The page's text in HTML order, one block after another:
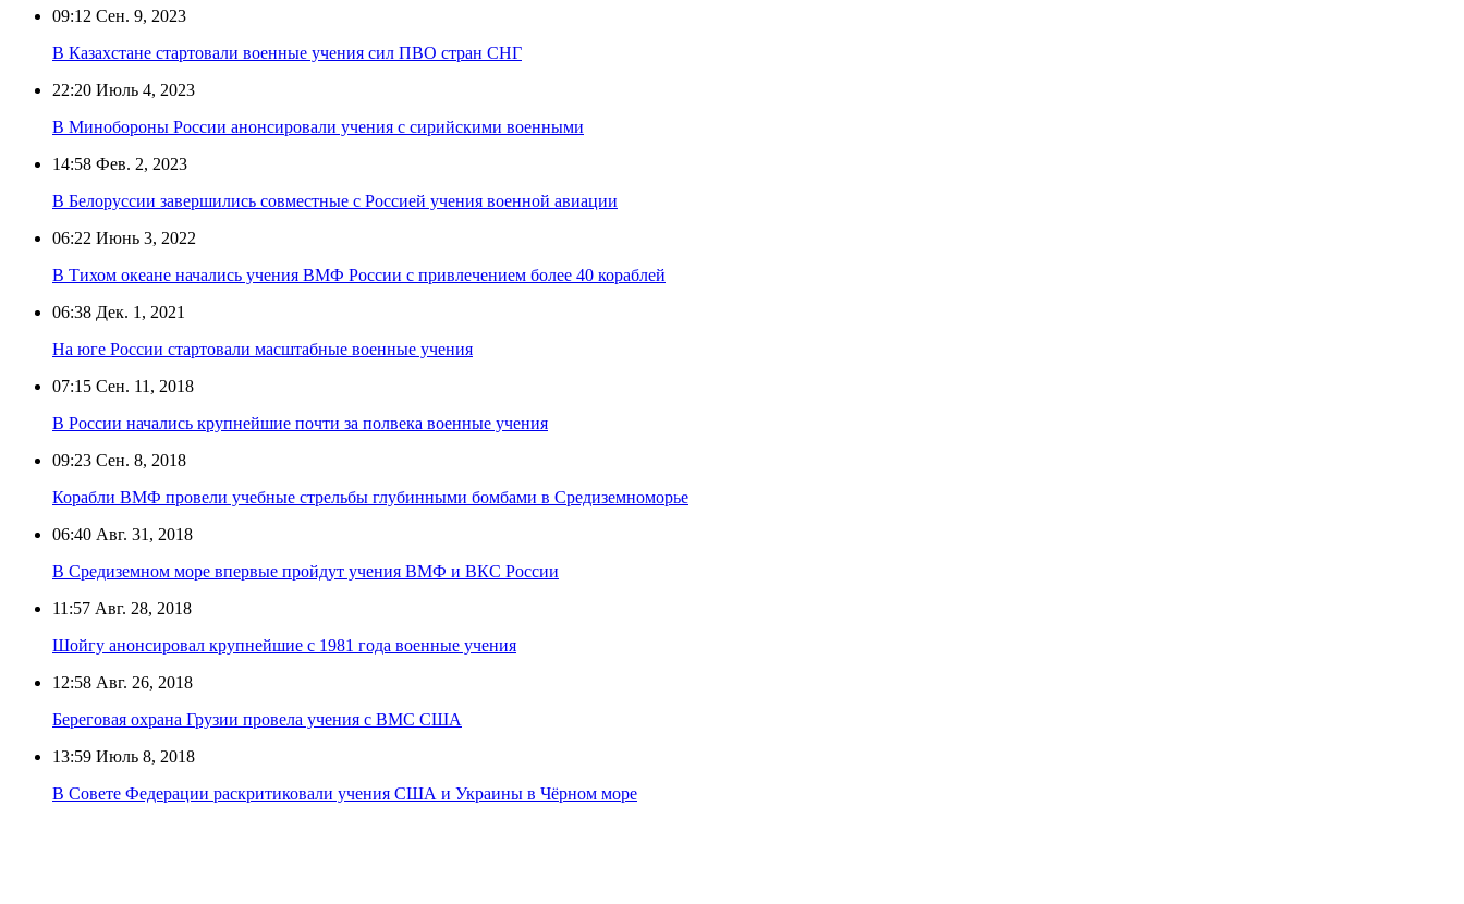
09:12 Сен. 9, 2023
В Казахстане стартовали военные учения сил ПВО стран СНГ
22:20 Июль 4, 2023
В Минобороны России анонсировали учения с сирийскими военными
14:58 Фев. 2, 2023
В Белоруссии завершились совместные с Россией учения военной авиации
06:22 Июнь 3, 2022
В Тихом океане начались учения ВМФ России с привлечением более 40 кораблей
06:38 Дек. 1, 2021
На юге России стартовали масштабные военные учения
07:15 Сен. 11, 2018
В России начались крупнейшие почти за полвека военные учения
09:23 Сен. 8, 2018
Корабли ВМФ провели учебные стрельбы глубинными бомбами в Средиземноморье
06:40 Авг. 31, 2018
В Средиземном море впервые пройдут учения ВМФ и ВКС России
11:57 Авг. 28, 2018
Шойгу анонсировал крупнейшие с 1981 года военные учения
12:58 Авг. 26, 2018
Береговая охрана Грузии провела учения с ВМС США
13:59 Июль 8, 2018
В Совете Федерации раскритиковали учения США и Украины в Чёрном море